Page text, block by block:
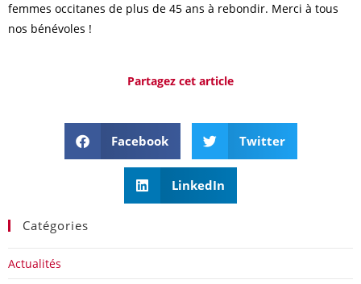
femmes occitanes de plus de 45 ans à rebondir. Merci à tous
nos bénévoles !
Partagez cet article
Facebook Twitter
LinkedIn
Catégories
Actualités